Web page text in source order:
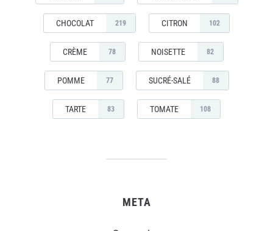
CHOCOLAT 219 CITRON 102
CRÈME 78 NOISETTE 82
POMME 77 SUCRÉ-SALÉ 88
TARTE 83 TOMATE 108
META